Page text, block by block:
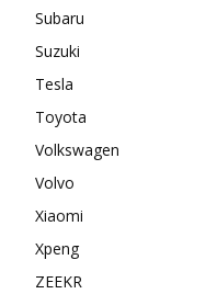
Subaru
Suzuki
Tesla
Toyota
Volkswagen
Volvo
Xiaomi
Xpeng
ZEEKR